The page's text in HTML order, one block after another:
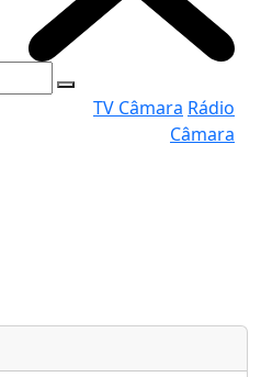
TV Câmara Rádio
Câmara